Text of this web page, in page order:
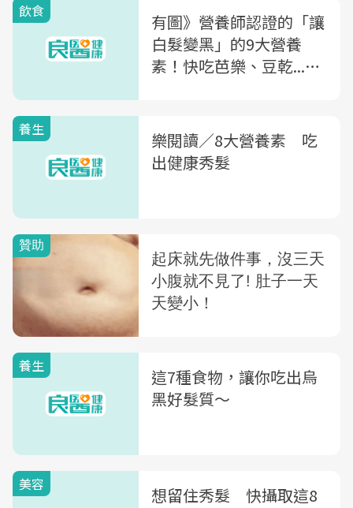
飲食
有圖》營養師認證的「讓
白髮變黑」的9大營養
素！快吃芭樂、豆乾...有
養生
樂閱讀／8大營養素 吃
出健康秀髮
養生
這7種食物，讓你吃出烏
黑好髮質～
美容
想留住秀髮 快攝取這8